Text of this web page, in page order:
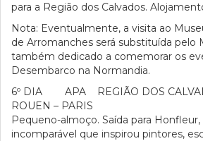
para a Região dos Calvados.
Nota: Eventualmente, a visita ao
de Arromanches será substituída pelo
também dedicado a comemorar os
Desembarco na Normandia.
6º DIA APA REGIÃO DOS
ROUEN – PARIS
Pequeno-almoço. Saída para
incomparável que inspirou pintores,